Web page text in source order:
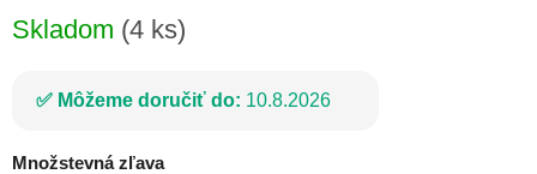
Skladom (4 ks)
Môžeme doručiť do: 10.8.2026
Množstevná zľava